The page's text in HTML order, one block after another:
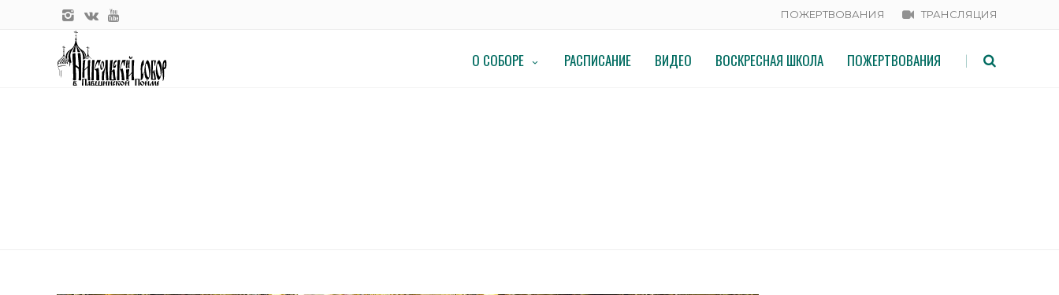
ТРАНСЛЯЦИЯ
ПОЖЕРТВОВАНИЯ
О СОБОРЕ РАСПИСАНИЕ ВИДЕО ВОСКРЕСНАЯ ШКОЛА ПОЖЕРТВОВАНИЯ |